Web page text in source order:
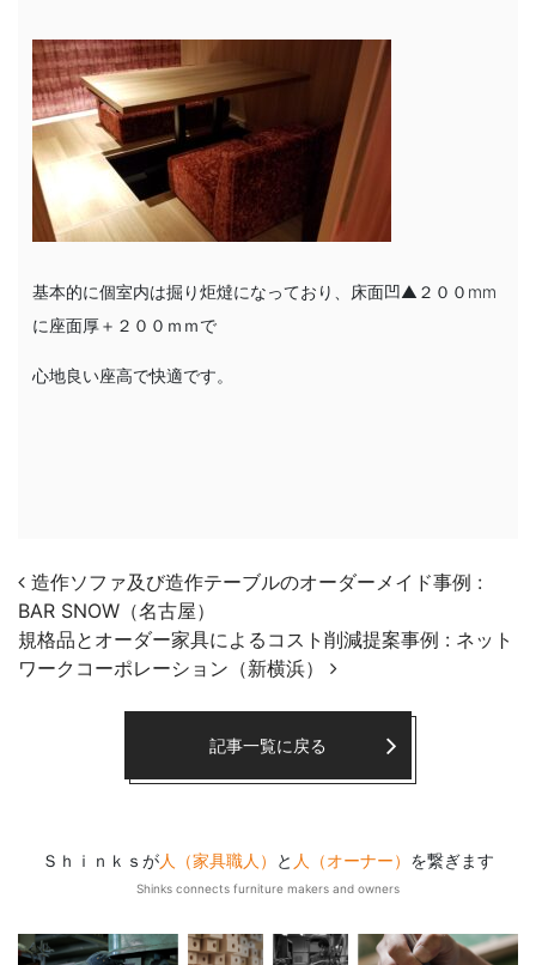
基本的に個室内は掘り炬燵になっており、床面凹▲２００mm
に座面厚＋２００ｍｍで
心地良い座高で快適です。
投稿ナビゲーション
造作ソファ及び造作テーブルのオーダーメイド事例 :
BAR SNOW（名古屋）
規格品とオーダー家具によるコスト削減提案事例 : ネット
ワークコーポレーション（新横浜）
記事一覧に戻る
Ｓｈｉｎｋｓが人（家具職人） と 人（オーナー） を繋ぎます
Shinks connects furniture makers and owners